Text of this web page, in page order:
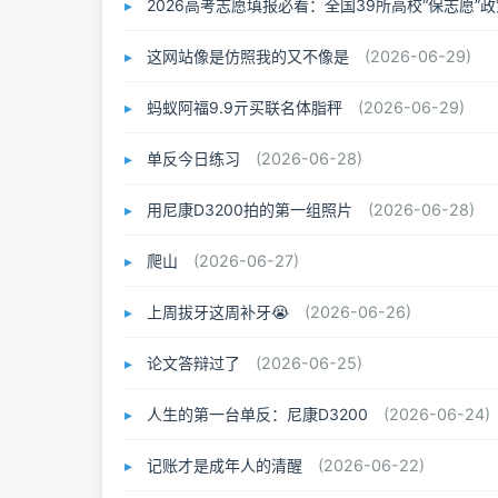
2026高考志愿填报必看：全国39所高校“保志愿”
这网站像是仿照我的又不像是 (2026-06-29)
蚂蚁阿福9.9亓买联名体脂秤 (2026-06-29)
单反今日练习 (2026-06-28)
用尼康D3200拍的第一组照片 (2026-06-28)
爬山 (2026-06-27)
上周拔牙这周补牙😭 (2026-06-26)
论文答辩过了 (2026-06-25)
人生的第一台单反：尼康D3200 (2026-06-24)
记账才是成年人的清醒 (2026-06-22)